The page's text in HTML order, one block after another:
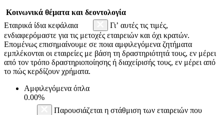
Κοινωνικά θέματα και δεοντολογία
Εταιρικά ίδια κεφάλαια
Γι’ αυτές τις τιμές,
ενδιαφερόμαστε για τις μετοχές εταιρειών και όχι κρατών.
Επομένως επισημαίνουμε σε ποια αμφιλεγόμενα ζητήματα
εμπλέκονται οι εταιρείες με βάση τη δραστηριότητά τους, εν μέρει
από τον τρόπο δραστηριοποίησης ή διαχείρισής τους, εν μέρει από
το πώς κερδίζουν χρήματα.
Αμφιλεγόμενα όπλα
0.00%
Παρουσιάζεται η στάθμιση των εταιρειών που